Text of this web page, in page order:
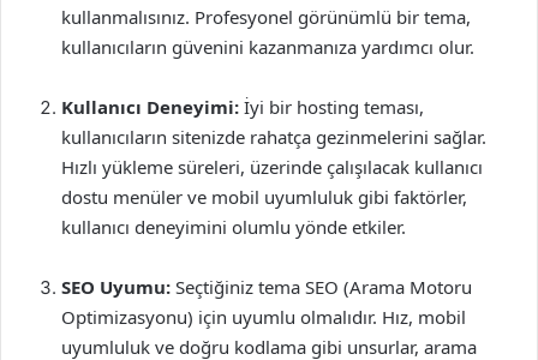
kullanmalısınız. Profesyonel görünümlü bir tema,
kullanıcıların güvenini kazanmanıza yardımcı olur.
Kullanıcı Deneyimi: İyi bir hosting teması,
kullanıcıların sitenizde rahatça gezinmelerini sağlar.
Hızlı yükleme süreleri, üzerinde çalışılacak kullanıcı
dostu menüler ve mobil uyumluluk gibi faktörler,
kullanıcı deneyimini olumlu yönde etkiler.
SEO Uyumu: Seçtiğiniz tema SEO (Arama Motoru
Optimizasyonu) için uyumlu olmalıdır. Hız, mobil
uyumluluk ve doğru kodlama gibi unsurlar, arama